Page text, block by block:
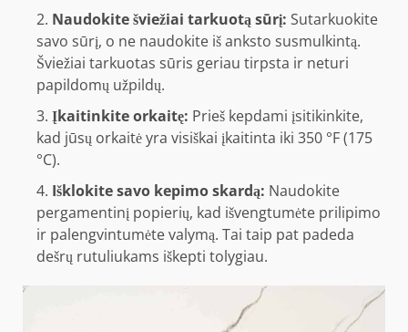
Naudokite šviežiai tarkuotą sūrį: Sutarkuokite
savo sūrį, o ne naudokite iš anksto susmulkintą.
Šviežiai tarkuotas sūris geriau tirpsta ir neturi
papildomų užpildų.
Įkaitinkite orkaitę: Prieš kepdami įsitikinkite,
kad jūsų orkaitė yra visiškai įkaitinta iki 350 °F (175
°C).
Išklokite savo kepimo skardą: Naudokite
pergamentinį popierių, kad išvengtumėte prilipimo
ir palengvintumėte valymą. Tai taip pat padeda
dešrų rutuliukams iškepti tolygiau.